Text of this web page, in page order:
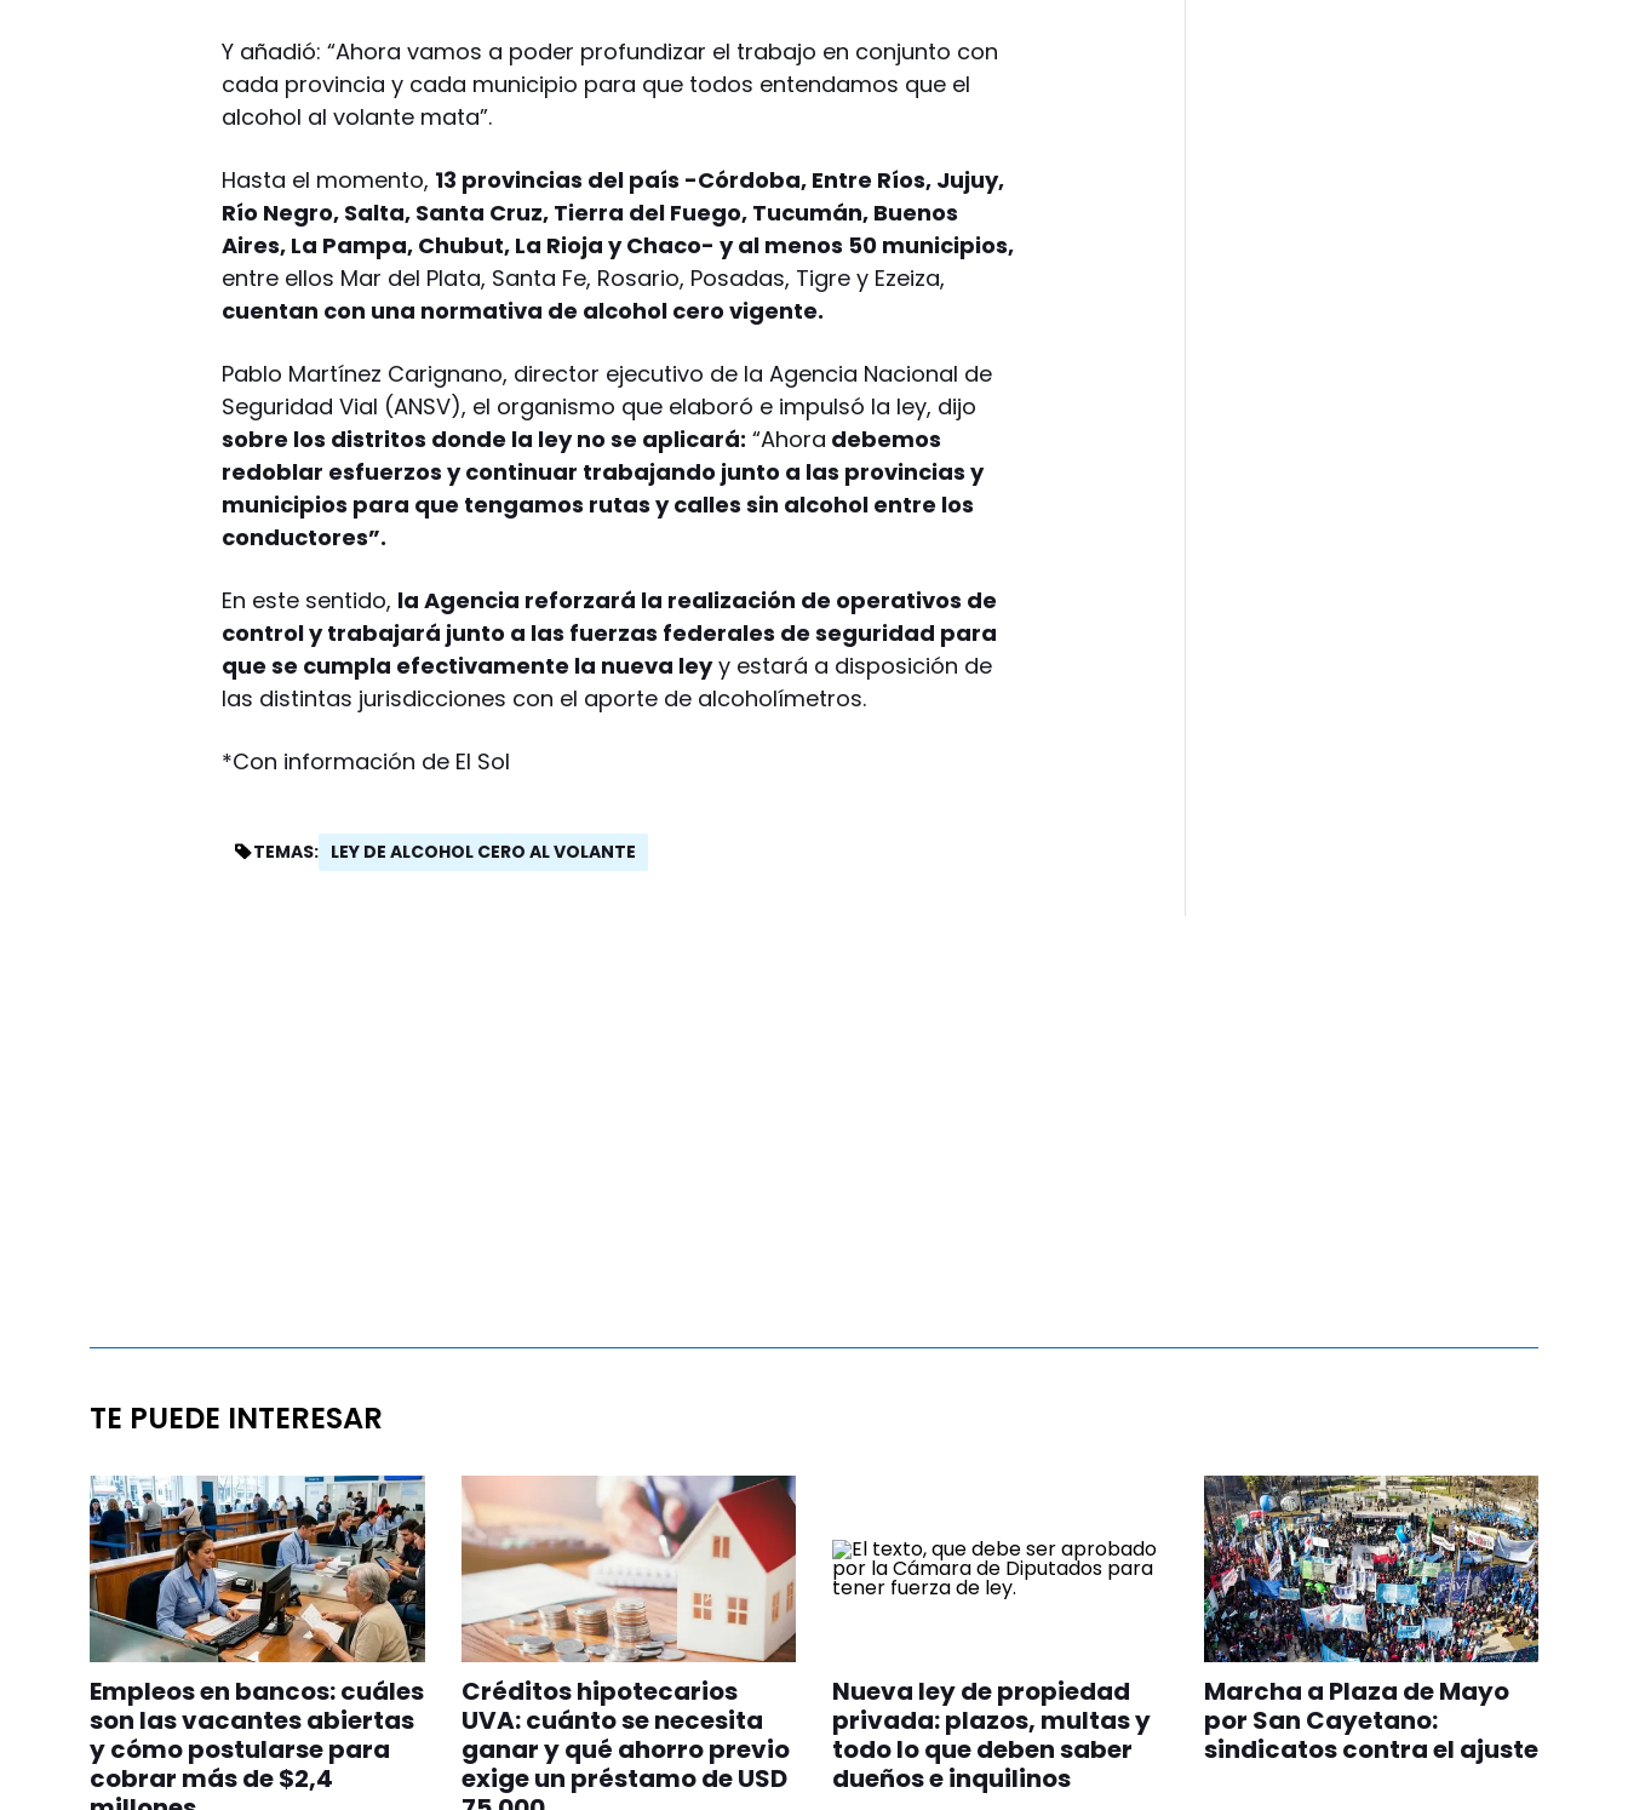
Y añadió: “Ahora vamos a poder profundizar el trabajo en conjunto con
cada provincia y cada municipio para que todos entendamos que el
alcohol al volante mata”.
Hasta el momento, 13 provincias del país -Córdoba, Entre Ríos, Jujuy,
Río Negro, Salta, Santa Cruz, Tierra del Fuego, Tucumán, Buenos
Aires, La Pampa, Chubut, La Rioja y Chaco- y al menos 50 municipios,
entre ellos Mar del Plata, Santa Fe, Rosario, Posadas, Tigre y Ezeiza,
cuentan con una normativa de alcohol cero vigente.
Pablo Martínez Carignano, director ejecutivo de la Agencia Nacional de
Seguridad Vial (ANSV), el organismo que elaboró e impulsó la ley, dijo
sobre los distritos donde la ley no se aplicará: “Ahora debemos
redoblar esfuerzos y continuar trabajando junto a las provincias y
municipios para que tengamos rutas y calles sin alcohol entre los
conductores”.
En este sentido, la Agencia reforzará la realización de operativos de
control y trabajará junto a las fuerzas federales de seguridad para
que se cumpla efectivamente la nueva leyy estará a disposición de
las distintas jurisdicciones con el aporte de alcoholímetros.
*Con información de El Sol
TEMAS: LEY DE ALCOHOL CERO AL VOLANTE
TE PUEDE INTERESAR
Empleos en bancos: cuáles
son las vacantes abiertas
y cómo postularse para
cobrar más de $2,4
Créditos hipotecarios
UVA: cuánto se necesita
ganar y qué ahorro previo
exige un préstamo de USD
Nueva ley de propiedad
privada: plazos, multas y
todo lo que deben saber
dueños e inquilinos
Marcha a Plaza de Mayo
por San Cayetano:
sindicatos contra el ajuste